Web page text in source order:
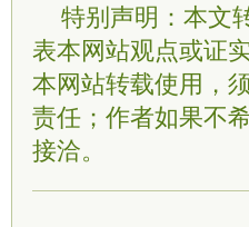
特别声明：本文
表本网站观点或证
本网站转载使用，
责任；作者如果不
接洽。